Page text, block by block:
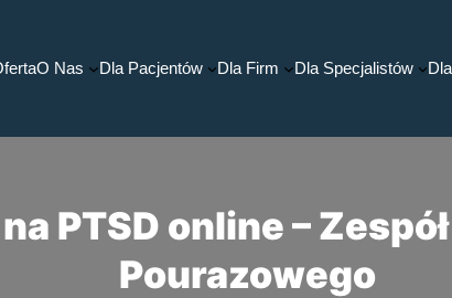
O Nas Dla Pacjentów Dla Firm Dla Specjalistów
PTSD online –
Pourazowego